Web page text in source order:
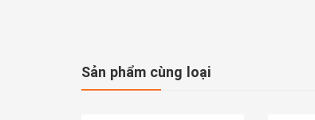
Sản phẩm cùng loại